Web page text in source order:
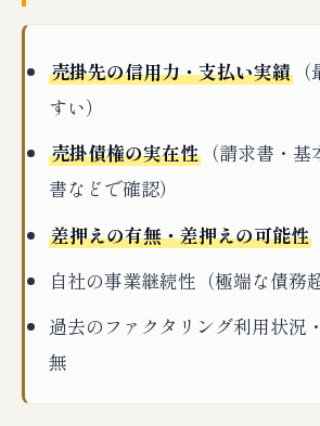
売掛先の信用力・支払い実績
すい）
売掛債権の実在性 （請求書・
書などで確認）
差押えの有無・差押えの可能性
自社の事業継続性（極端な債務
過去のファクタリング利用状況
無